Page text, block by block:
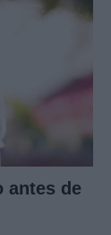
antes de